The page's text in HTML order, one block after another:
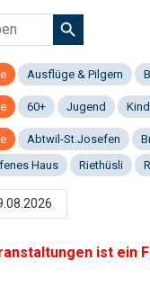
Ausflüge & Pilgern
60+ Jugend
Abtwil-St.Josefen
Haus
Riethüsli
ist